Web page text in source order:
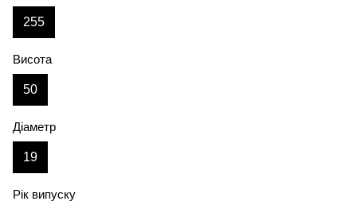
255
Висота
50
Діаметр
19
Рік випуску